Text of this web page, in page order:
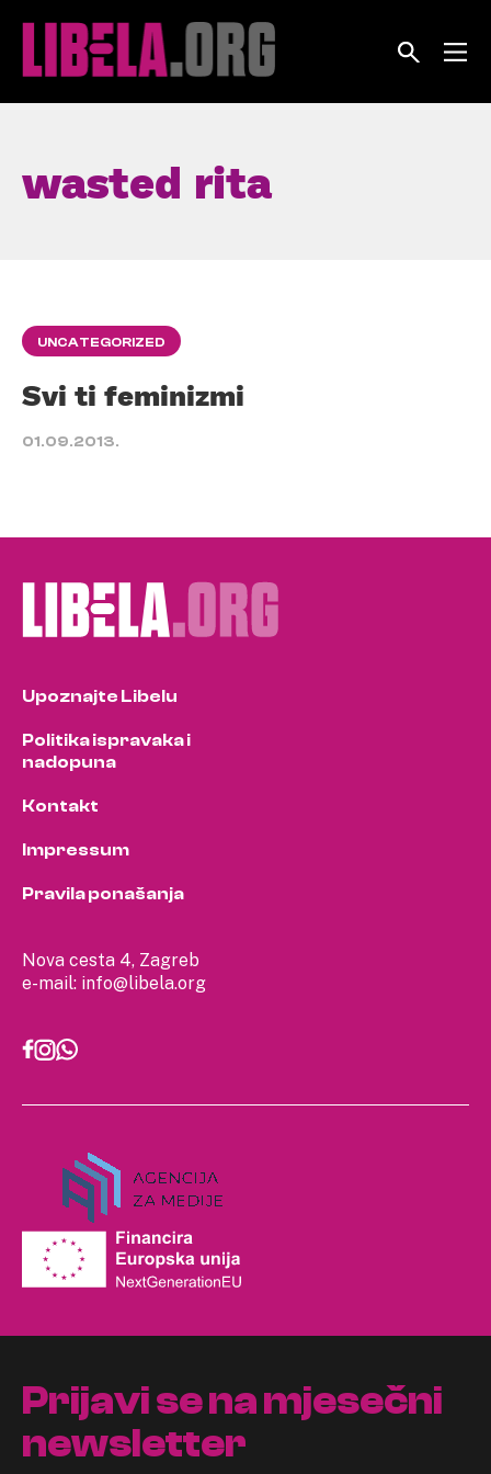
wasted rita
UNCATEGORIZED
Svi ti feminizmi
01.09.2013.
Nova cesta 4, Zagreb
e-mail: info@libela.org
Upoznajte Libelu
Politika ispravaka i
nadopuna
Kontakt
Impressum
Pravila ponašanja
Prijavi se na mjesečni
newsletter